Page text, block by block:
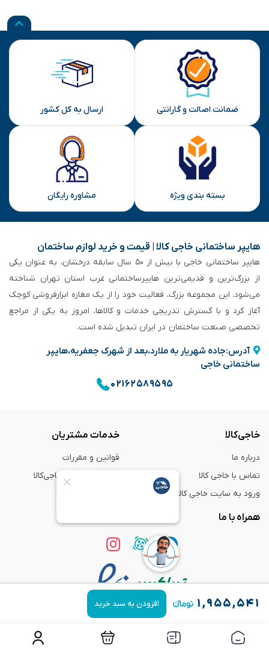
۱,۹۵۵,۵۴۱ افزودن به سبد خرید
ضمانت اصالت و گارانتی ارسال به کل کشور
بسته بندی ویژه مشاوره رایگان
هایپر ساختمانی خاجی‌ کالا | قیمت و خرید لوازم ساختمان
هایپر ساختمانی خاجی‌ با بیش از ۵۰ سال سابقه‌ درخشان، به عنوان یکی
از بزرگ‌ترین و قدیمی‌ترین هایپرساختمانی‌ غرب استان تهران شناخته
می‌شود. این مجموعه بزرگ، فعالیت خود را از یک مغازه ابزارفروشی کوچک
آغاز کرد و با گسترش تدریجی خدمات و کالاها، امروز به یکی از مراجع
تخصصی صنعت ساختمان در ایران تبدیل شده است.
آدرس:جاده شهریار به ملارد،بعد از شهرک جعفریه،هایپر
ساختمانی خاجی
۰۲۱۶۲۵۸۹۵۹۵
خاجی‌کالا
درباره ما
تماس با خاجی کالا
ورود به سایت خاجی‌ کالا
خدمات مشتریان
قوانین و مقررات
راهنمای خرید از خاجی‌کالا
همراه با ما
استفاده از مطالب فروشگاه اینترنتی خاجی‌ کالا فقط برای مقاصد غیر تجاری و با ذکر